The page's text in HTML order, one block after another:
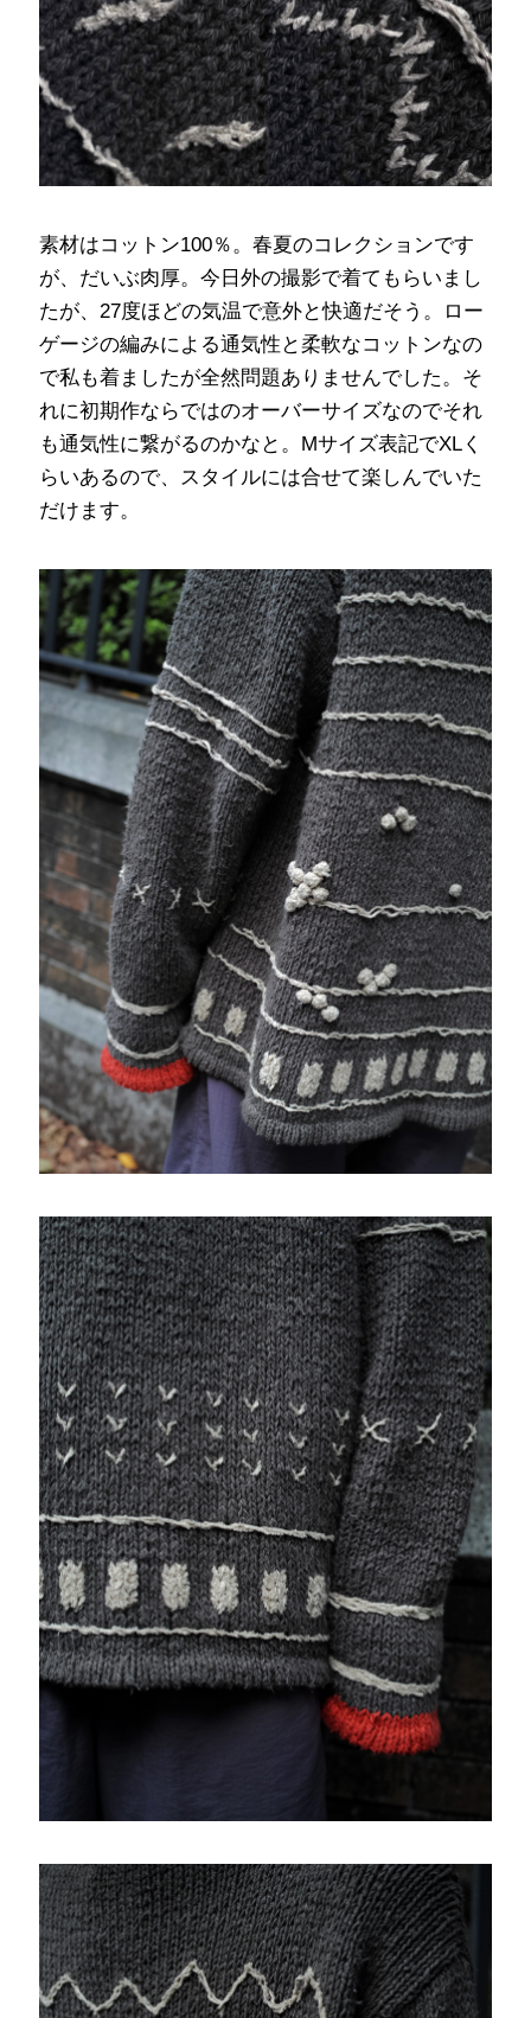
素材はコットン100％。春夏のコレクションです
が、だいぶ肉厚。今日外の撮影で着てもらいまし
たが、27度ほどの気温で意外と快適だそう。ロー
ゲージの編みによる通気性と柔軟なコットンなの
で私も着ましたが全然問題ありませんでした。そ
れに初期作ならではのオーバーサイズなのでそれ
も通気性に繋がるのかなと。Mサイズ表記でXLく
らいあるので、スタイルには合せて楽しんでいた
だけます。